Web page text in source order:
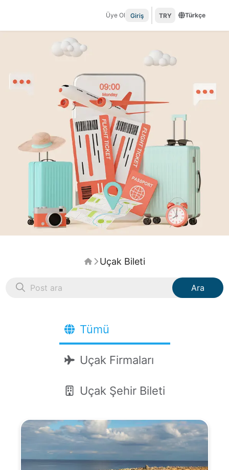
Üye Ol Giriş TRY Türkçe
Uçak Bileti
Ara
Tümü
Uçak Firmaları
Uçak Şehir Bileti